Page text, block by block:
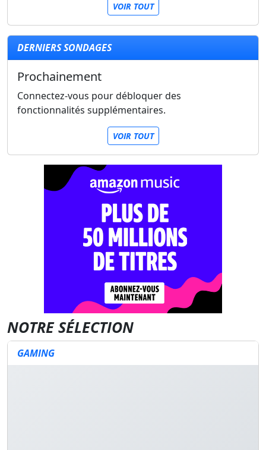
VOIR TOUT
DERNIERS SONDAGES
Prochainement
Connectez-vous pour débloquer des
fonctionnalités supplémentaires.
VOIR TOUT
NOTRE SÉLECTION
GAMING